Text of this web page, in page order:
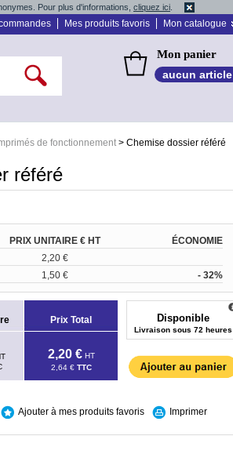
Pour plus d'informations, cliquez ici
Mes produits favoris Mon catalogue
Mon panier
aucun article
de fonctionnement > Chemise dossier référé
référé
PRIX UNITAIRE € HT
ÉCONOMIE
2,20 €
1,50 € - 32%
Prix Total
2,20 € HT
2,64 € TTC
Disponible
Livraison sous 72 heures
Ajouter à mes produits favoris Imprimer